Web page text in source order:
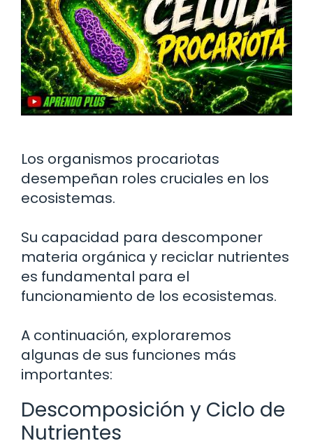
Los organismos procariotas
desempeñan roles cruciales en los
ecosistemas.
Su capacidad para descomponer
materia orgánica y reciclar nutrientes
es fundamental para el
funcionamiento de los ecosistemas.
A continuación, exploraremos
algunas de sus funciones más
importantes:
Descomposición y Ciclo de
Nutrientes